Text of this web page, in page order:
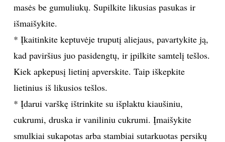
ISTORIJA
KNYGOS
INTERJERAS
VIRTUVĖ
masės be gumuliukų. Supilkite likusias pasukas ir
išmaišykite.
* Įkaitinkite keptuvėje truputį aliejaus, pavartykite ją,
kad paviršius juo pasidengtų, ir įpilkite samtelį tešlos.
Kiek apkepusį lietinį apverskite. Taip iškepkite
lietinius iš likusios tešlos.
* Įdarui varškę ištrinkite su išplaktu kiaušiniu,
cukrumi, druska ir vaniliniu cukrumi. Įmaišykite
smulkiai sukapotas arba stambiai sutarkuotas persikų